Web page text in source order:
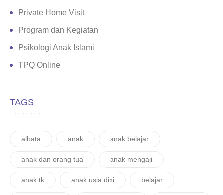
Private Home Visit
Program dan Kegiatan
Psikologi Anak Islami
TPQ Online
TAGS
albata anak anak belajar
anak dan orang tua anak mengaji
anak tk anak usia dini belajar